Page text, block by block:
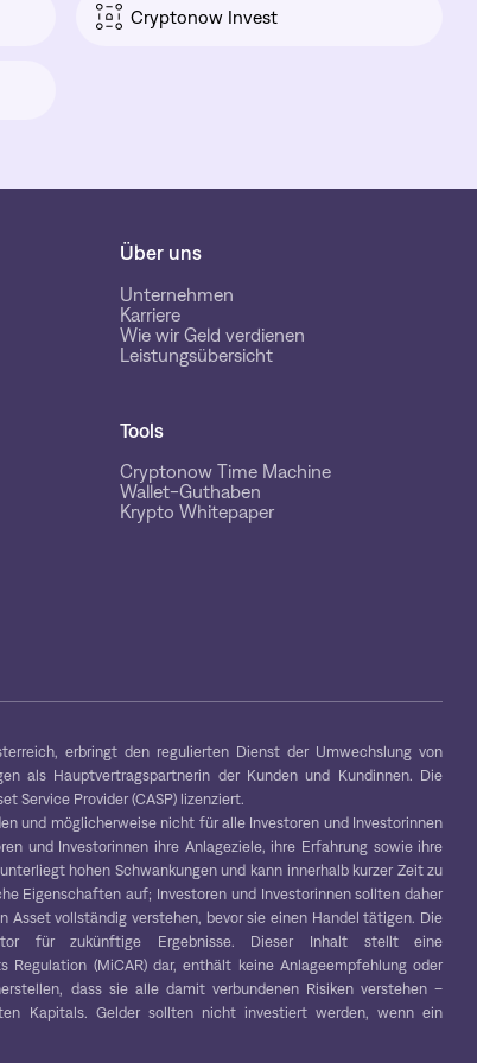
Cryptonow Invest
Über uns
Unternehmen
Karriere
Wie wir Geld verdienen
Leistungsübersicht
Tools
Cryptonow Time Machine
Wallet-Guthaben
Krypto Whitepaper
erbringt den regulierten Dienst der Umwechslung von
als Hauptvertragspartnerin der Kunden und Kundinnen. Die
Service Provider (CASP) lizenziert.
und möglicherweise nicht für alle Investoren und Investorinnen
und Investorinnen ihre Anlageziele, ihre Erfahrung sowie ihre
hohen Schwankungen und kann innerhalb kurzer Zeit zu
Eigenschaften auf; Investoren und Investorinnen sollten daher
Asset vollständig verstehen, bevor sie einen Handel tätigen. Die
für zukünftige Ergebnisse. Dieser Inhalt stellt eine
(MiCAR) dar, enthält keine Anlageempfehlung oder
dass sie alle damit verbundenen Risiken verstehen –
Kapitals. Gelder sollten nicht investiert werden, wenn ein